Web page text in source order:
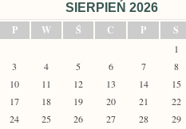
SIERPIEŃ 2026
P
W Ś C P S
1
3
4 5 6 7 8
10
11 12 13 14 15
17
18 19 20 21 22
24
25 26 27 28 29